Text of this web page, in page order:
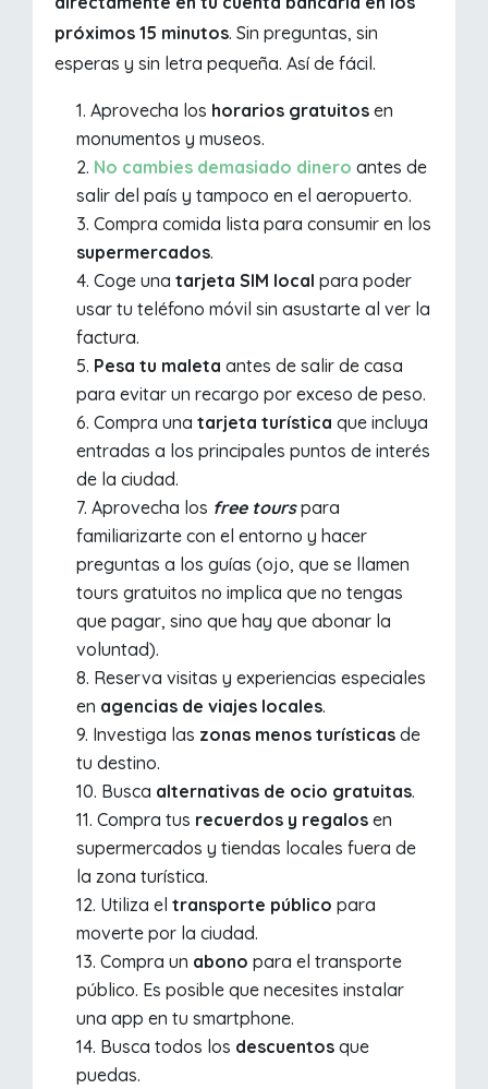
próximos 15 minutos. Sin preguntas, sin
esperas y sin letra pequeña. Así de fácil.
Aprovecha los horarios gratuitos en
monumentos y museos.
No cambies demasiado dinero antes de
salir del país y tampoco en el aeropuerto.
Compra comida lista para consumir en los
supermercados.
Coge unatarjeta SIM local para poder
usar tu teléfono móvil sin asustarte al ver la
factura.
Pesa tu maletaantes de salir de casa
para evitar un recargo por exceso de peso.
Compra una tarjeta turísticaque incluya
entradas a los principales puntos de interés
de la ciudad.
Aprovecha los free tours para
familiarizarte con el entorno y hacer
preguntas a los guías (ojo, que se llamen
tours gratuitos no implica que no tengas
que pagar, sino que hay que abonar la
voluntad).
Reserva visitas y experiencias especiales
en agencias de viajes locales.
Investiga las zonas menos turísticas de
tu destino.
Busca alternativas de ocio gratuitas.
Compra tus recuerdos y regalosen
supermercados y tiendas locales fuera de
la zona turística.
Utiliza eltransporte público para
moverte por la ciudad.
Compra un abonopara el transporte
público. Es posible que necesites instalar
una app en tu smartphone.
Busca todos los descuentosque
puedas.